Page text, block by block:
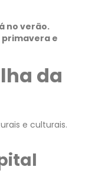
no verão.
e
da
e culturais.